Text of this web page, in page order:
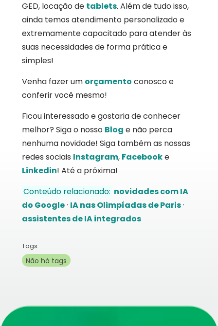
GED, locação de tablets. Além de tudo isso,
ainda temos atendimento personalizado e
extremamente capacitado para atender às
suas necessidades de forma prática e
simples!
Venha fazer um orçamento conosco e
conferir você mesmo!
Ficou interessado e gostaria de conhecer
melhor? Siga o nosso Blog e não perca
nenhuma novidade! Siga também as nossas
redes sociais Instagram, Facebooke
Linkedin! Até a próxima!
Conteúdo relacionado: novidades com IA
do Google· IA nas Olimpíadas de Paris·
assistentes de IA integrados
Tags:
Não há tags